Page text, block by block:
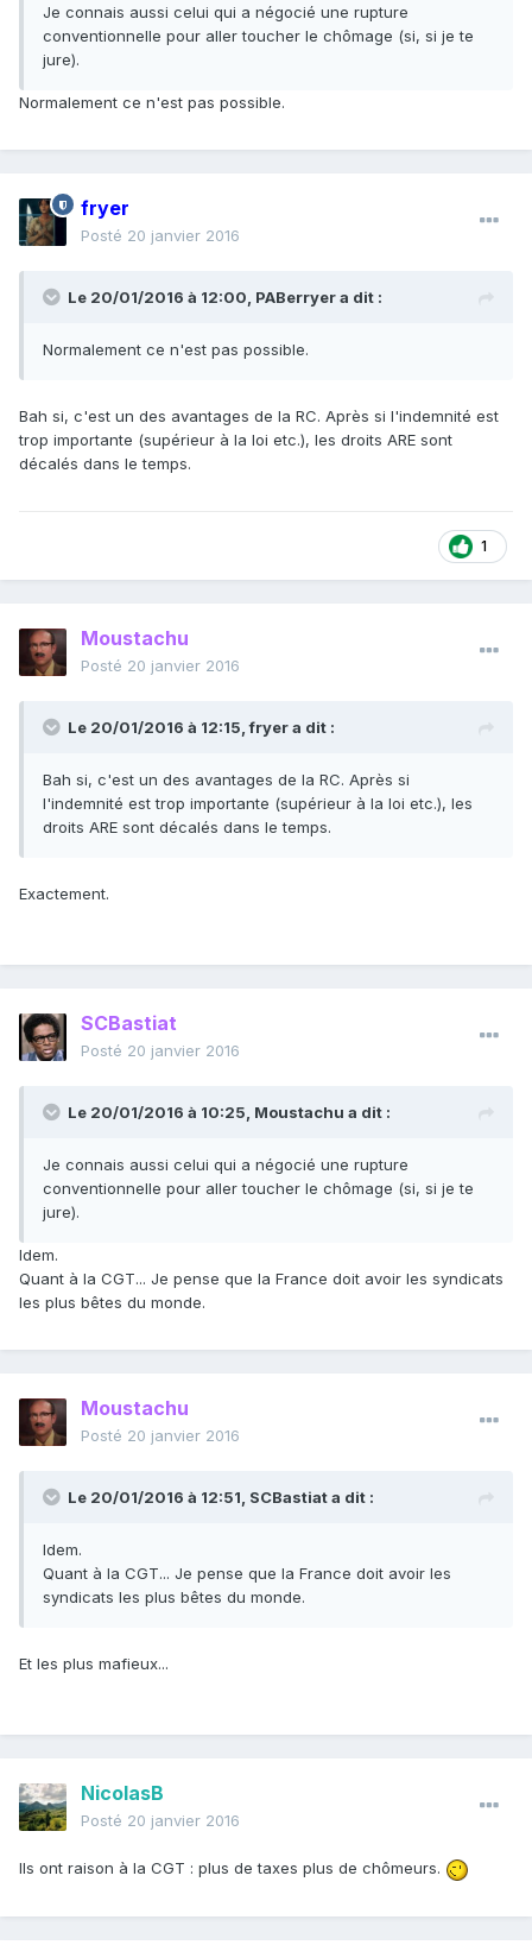
Je connais aussi celui qui a négocié une rupture
conventionnelle pour aller toucher le chômage (si, si je te
jure).
Normalement ce n'est pas possible.
fryer
Posté 20 janvier 2016
Le 20/01/2016 à 12:00, PABerryer a dit :
Normalement ce n'est pas possible.
Bah si, c'est un des avantages de la RC. Après si l'indemnité est
trop importante (supérieur à la loi etc.), les droits ARE sont
décalés dans le temps.
1
Moustachu
Posté 20 janvier 2016
Le 20/01/2016 à 12:15, fryer a dit :
Bah si, c'est un des avantages de la RC. Après si
l'indemnité est trop importante (supérieur à la loi etc.), les
droits ARE sont décalés dans le temps.
Exactement.
SCBastiat
Posté 20 janvier 2016
Le 20/01/2016 à 10:25, Moustachu a dit :
Je connais aussi celui qui a négocié une rupture
conventionnelle pour aller toucher le chômage (si, si je te
jure).
Idem.
Quant à la CGT... Je pense que la France doit avoir les syndicats
les plus bêtes du monde.
Moustachu
Posté 20 janvier 2016
Le 20/01/2016 à 12:51, SCBastiat a dit :
Idem.
Quant à la CGT... Je pense que la France doit avoir les
syndicats les plus bêtes du monde.
Et les plus mafieux...
NicolasB
Posté 20 janvier 2016
Ils ont raison à la CGT : plus de taxes plus de chômeurs.